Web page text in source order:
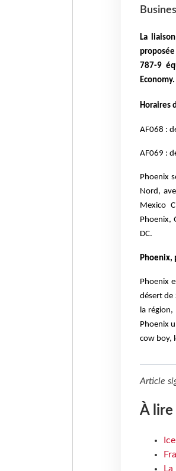
La
proposée
787-9
Economy.
Horaires
AF068 :
AF069 :
Phoenix
Nord,
Mexico
Phoenix,
DC.
Phoenix,
Phoenix
désert de
la
Phoenix
cow boy,
Article
À lire